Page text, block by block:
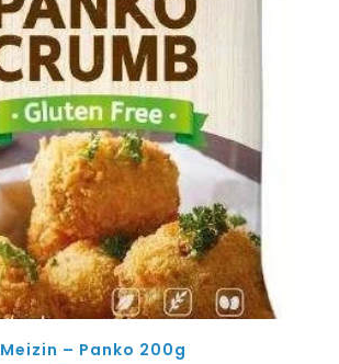
Meizin – Panko 200g